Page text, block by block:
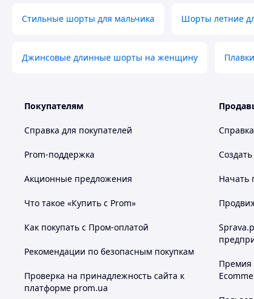
Стильные шорты для мальчика Шорты летние
Джинсовые длинные шорты на женщину
Покупателям
Справка для покупателей
Prom-поддержка
Акционные предложения
Что такое «Купить с Prom»
Как покупать с Пром-оплатой
Рекомендации по безопасным покупкам
Проверка на принадлежность сайта к
платформе prom.ua
Начать
Премия